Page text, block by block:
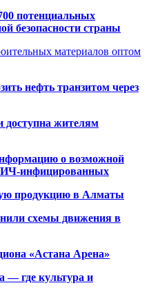
потенциальных
безопасности страны
материалов оптом
нефть транзитом через
доступна жителям
о возможной
инфицированных
продукцию в Алматы
схемы движения в
«Астана Арена»
— где культура и